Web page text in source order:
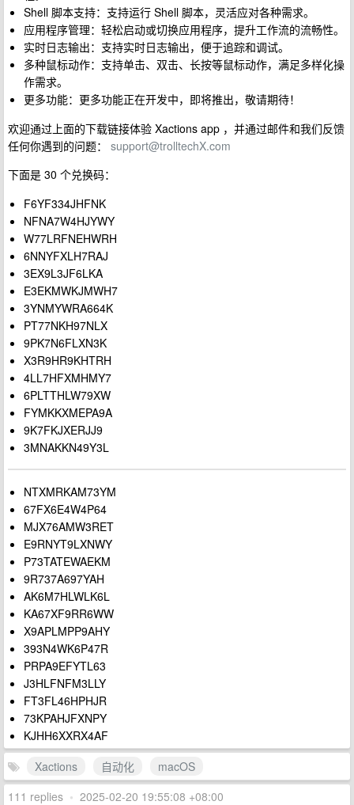
Shell 脚本支持：支持运行 Shell 脚本，灵活应对各种需求。
应用程序管理：轻松启动或切换应用程序，提升工作流的流畅性。
实时日志输出：支持实时日志输出，便于追踪和调试。
多种鼠标动作：支持单击、双击、长按等鼠标动作，满足多样化操
作需求。
更多功能：更多功能正在开发中，即将推出，敬请期待！
欢迎通过上面的下载链接体验 Xactions app ，并通过邮件和我们反馈
任何你遇到的问题： support@trolltechX.com
下面是 30 个兑换码：
F6YF334JHFNK
NFNA7W4HJYWY
W77LRFNEHWRH
6NNYFXLH7RAJ
3EX9L3JF6LKA
E3EKMWKJMWH7
3YNMYWRA664K
PT77NKH97NLX
9PK7N6FLXN3K
X3R9HR9KHTRH
4LL7HFXMHMY7
6PLTTHLW79XW
FYMKKXMEPA9A
9K7FKJXERJJ9
3MNAKKN49Y3L
NTXMRKAM73YM
67FX6E4W4P64
MJX76AMW3RET
E9RNYT9LXNWY
P73TATEWAEKM
9R737A697YAH
AK6M7HLWLK6L
KA67XF9RR6WW
X9APLMPP9AHY
393N4WK6P47R
PRPA9EFYTL63
J3HLFNFM3LLY
FT3FL46HPHJR
73KPAHJFXNPY
KJHH6XXRX4AF
Xactions
自动化
macOS
111 replies • 2025-02-20 19:55:08 +08:00